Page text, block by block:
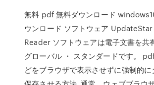
無料 pdf 無料ダウンロード
ウンロード ソフトウェア
Reader ソフトウェアは電子文書を共
グローバル ・ スタンダードです。
どをブラウザで表示させずに強制的に